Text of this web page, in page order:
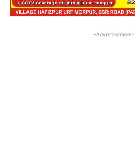
-Advertisement-